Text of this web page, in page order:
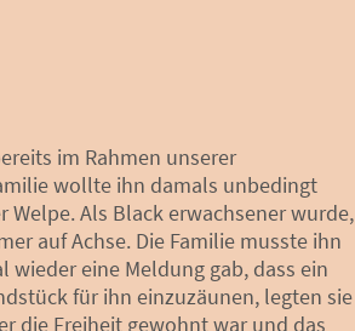
im Rahmen unserer
wollte ihn damals unbedingt
Als Black erwachsener wurde,
auf Achse. Die Familie musste ihn
eine Meldung gab, dass ein
für ihn einzuzäunen, legten sie
die Freiheit gewohnt war und das